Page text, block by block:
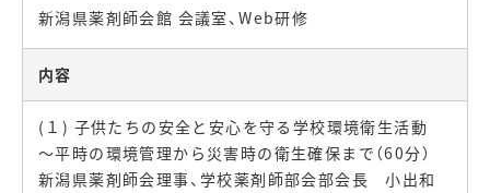
新潟県薬剤師会館 会議室、Web研修
内容
(１) 子供たちの安全と安心を守る学校環境衛生活動
～平時の環境管理から災害時の衛生確保まで（60分）
新潟県薬剤師会理事、学校薬剤師部会部会長 小出和